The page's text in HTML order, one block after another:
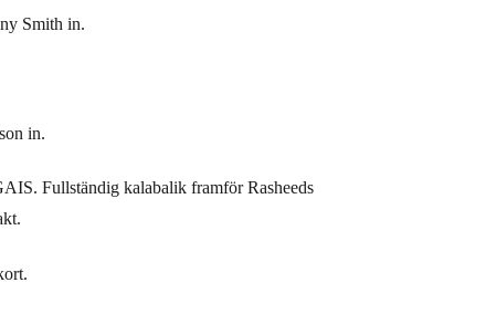
Smith in.
in.
Fullständig kalabalik framför Rasheeds